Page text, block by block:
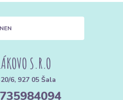
S.R.O
6, 927 05 Šala